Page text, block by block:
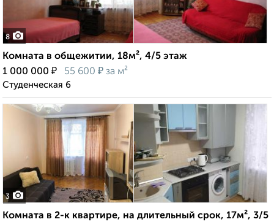
8
Комната в общежитии, 18м², 4/5 этаж
1 000 000 ₽ 55 600 ₽ за м²
Студенческая 6
3
Комната в 2-к квартире, на длительный срок, 17м², 3/5